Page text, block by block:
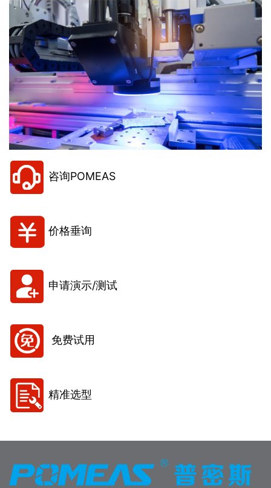
咨询POMEAS
价格垂询
申请演示/测试
免费试用
精准选型